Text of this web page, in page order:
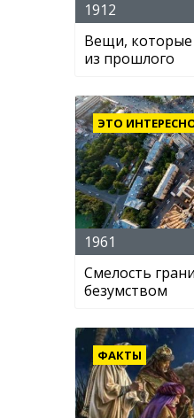
1912
Вещи, которые
из прошлого
ЭТО
1961
Смелость
безумством
ФАКТЫ